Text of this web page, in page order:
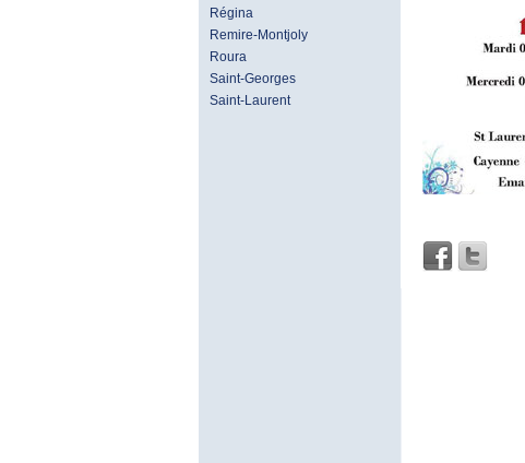
Régina
Remire-Montjoly
Roura
Saint-Georges
Saint-Laurent